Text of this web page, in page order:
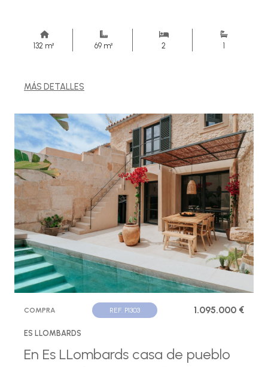
132 m² 69 m² 2 1
MÁS DETALLES
COMPRA REF. P1303 1.095.000 €
ES LLOMBARDS
En Es LLombards casa de pueblo